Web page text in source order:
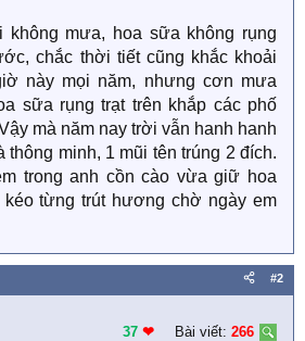
mưa, hoa sữa không rụng
chắc thời tiết cũng khắc khoải
này mọi năm, nhưng cơn mưa
sữa rụng trạt trên khắp các phố
mà năm nay trời vẫn hanh hanh
thông minh, 1 mũi tên trúng 2 đích.
trong anh cồn cào vừa giữ hoa
từng trút hương chờ ngày em
#2
37 ❤︎ Bài viết: 266